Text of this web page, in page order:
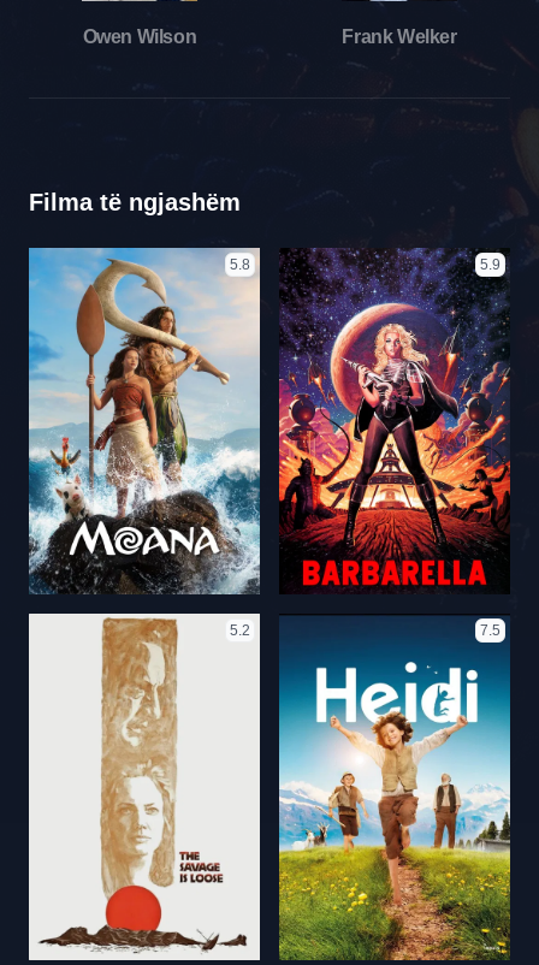
Owen Wilson Frank Welker
Filma të ngjashëm
5.8 5.9
5.2 7.5